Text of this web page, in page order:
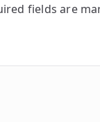
fields are